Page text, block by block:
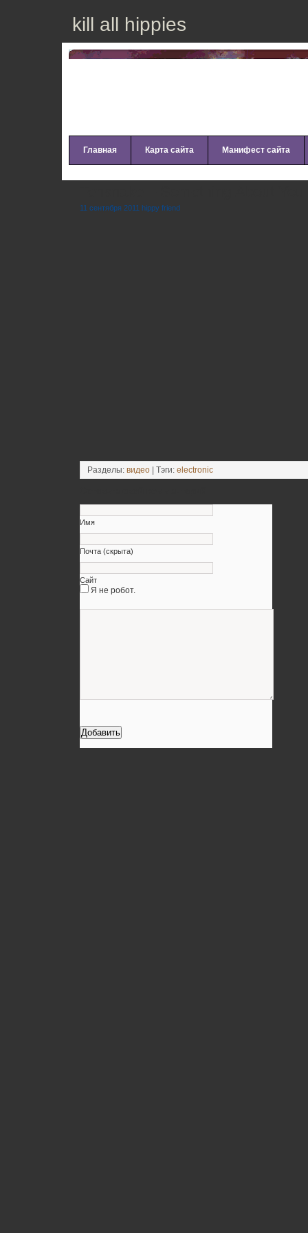
kill all hippies
Главная Карта сайта Манифест сайта
11 сентября 2011 hippy friend
Разделы: видео | Тэги: electronic
Имя
Почта (скрыта)
Сайт
Я не робот.